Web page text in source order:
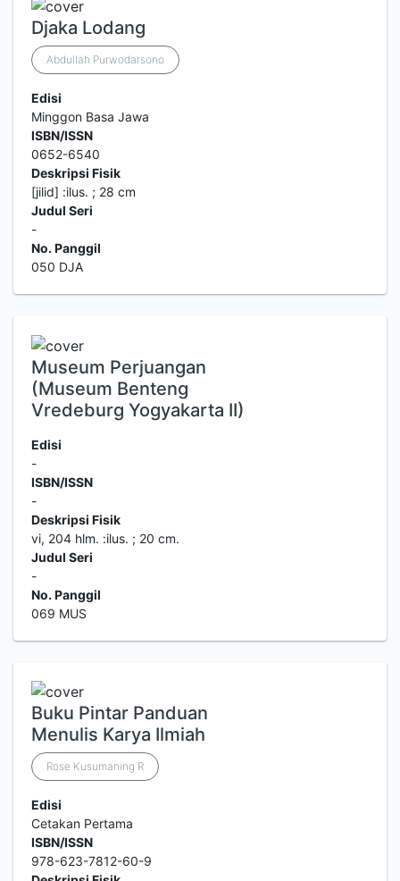
Djaka Lodang
Abdullah Purwodarsono
Edisi
Minggon Basa Jawa
ISBN/ISSN
0652-6540
Deskripsi Fisik
[jilid] :ilus. ; 28 cm
Judul Seri
-
No. Panggil
050 DJA
Museum Perjuangan
(Museum Benteng
Vredeburg Yogyakarta II)
Edisi
-
ISBN/ISSN
-
Deskripsi Fisik
vi, 204 hlm. :ilus. ; 20 cm.
Judul Seri
-
No. Panggil
069 MUS
Buku Pintar Panduan
Menulis Karya Ilmiah
Rose Kusumaning R
Edisi
Cetakan Pertama
ISBN/ISSN
978-623-7812-60-9